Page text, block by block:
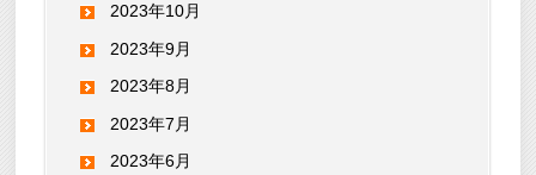
2023年10月
2023年9月
2023年8月
2023年7月
2023年6月